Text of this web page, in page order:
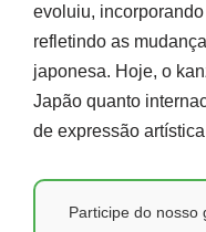
evoluiu,
refletindo as
japonesa. Hoje, o
Japão quanto
de expressão
Participe do nosso